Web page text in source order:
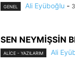
GENEL Ali Eyüboğlu -
SEN NEYMİŞSİN
ALİCE - YAZILARIM Ali